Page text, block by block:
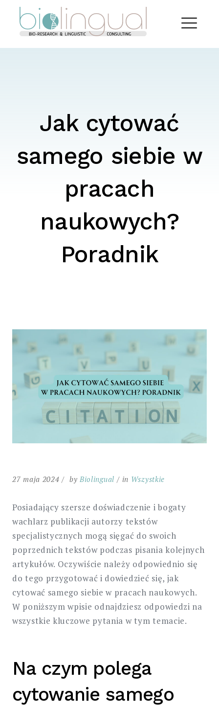
content
Biolingual
Jak cytować
samego siebie w
pracach
naukowych?
Poradnik
27 maja 2024 by Biolingual in Wszystkie
Posiadający szersze doświadczenie i bogaty
wachlarz publikacji autorzy tekstów
specjalistycznych mogą sięgać do swoich
poprzednich tekstów podczas pisania kolejnych
artykułów. Oczywiście należy odpowiednio się
do tego przygotować i dowiedzieć się, jak
cytować samego siebie w pracach naukowych.
W poniższym wpisie odnajdziesz odpowiedzi na
wszystkie kluczowe pytania w tym temacie.
Na czym polega
cytowanie samego